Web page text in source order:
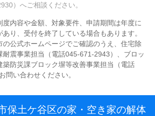
）へご相談ください。
度内容や金額、対象要件、申請期間は年度に
り、受付を終了している場合もあります。
の公式ホームページでご確認のうえ、住宅除
耐震事業担当（電話045-671-2943）、ブロッ
築防災課ブロック塀等改善事業担当（電話
問い合わせください。
保土ケ谷区の家・空き家の解体